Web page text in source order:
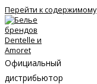
Перейти к содержимому
Официальный
дистрибьютор